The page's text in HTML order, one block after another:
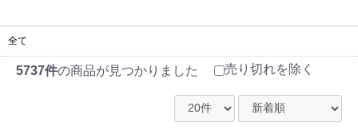
全て
5737件の商品が見つかりました 売り切れを除く